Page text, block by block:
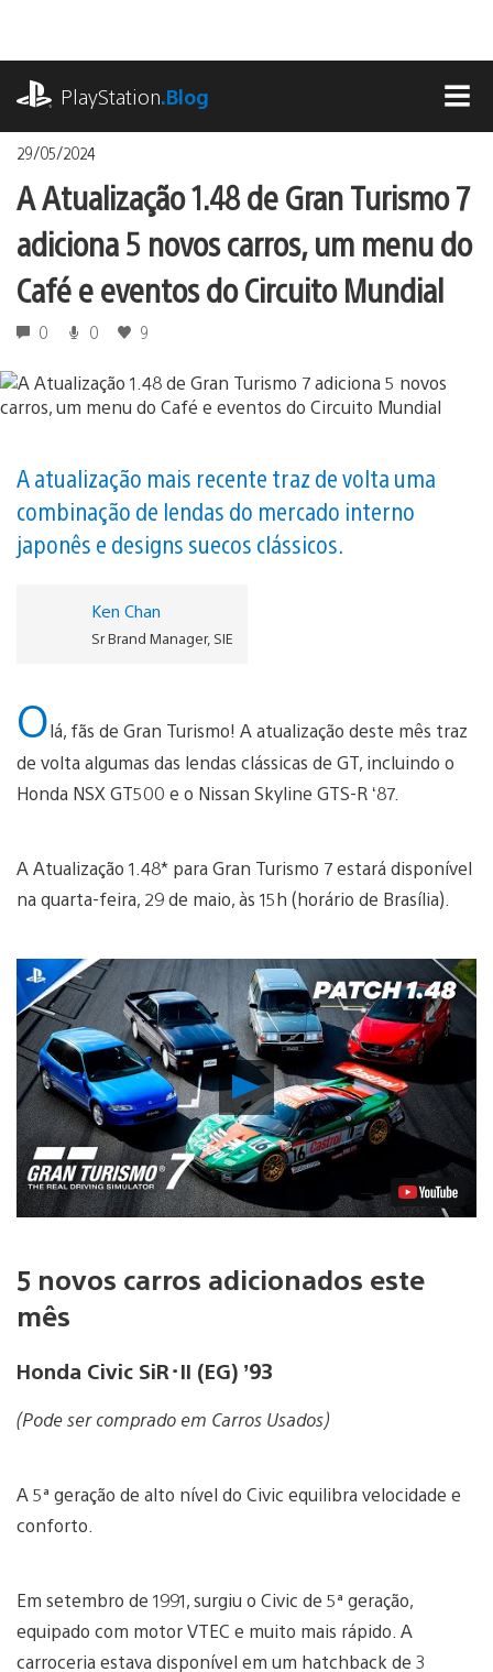
o
conteúdo
PlayStation.Blog
29/05/2024
A Atualização 1.48 de Gran Turismo 7
adiciona 5 novos carros, um menu do
Café e eventos do Circuito Mundial
0 0 9
A atualização mais recente traz de volta uma
combinação de lendas do mercado interno
japonês e designs suecos clássicos.
Ken Chan
Sr Brand Manager, SIE
Olá, fãs de Gran Turismo! A atualização deste mês traz
de volta algumas das lendas clássicas de GT, incluindo o
Honda NSX GT500 e o Nissan Skyline GTS-R ‘87.
A Atualização 1.48* para Gran Turismo 7 estará disponível
na quarta-feira, 29 de maio, às 15h (horário de Brasília).
Reproduzir
Vídeo
5 novos carros adicionados este
mês
Honda Civic SiR･II (EG) ’93
(Pode ser comprado em Carros Usados)
A 5ª geração de alto nível do Civic equilibra velocidade e
conforto.
Em setembro de 1991, surgiu o Civic de 5ª geração,
equipado com motor VTEC e muito mais rápido. A
carroceria estava disponível em um hatchback de 3